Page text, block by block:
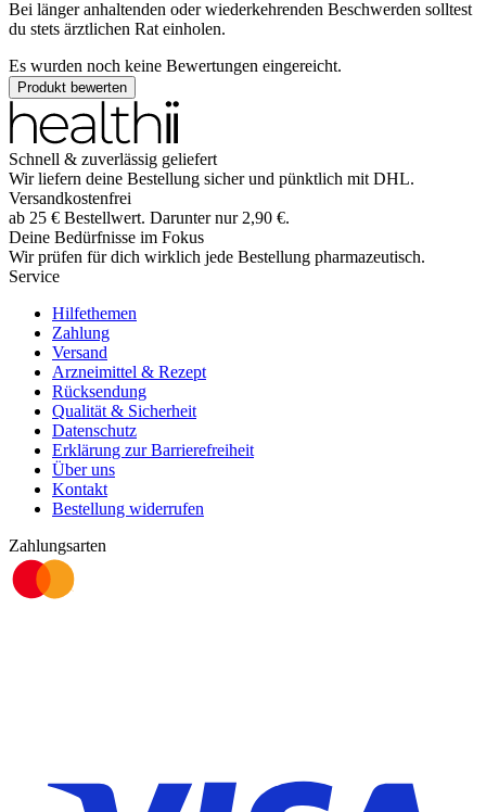
Bei länger anhaltenden oder wiederkehrenden Beschwerden solltest
du stets ärztlichen Rat einholen.
Es wurden noch keine Bewertungen eingereicht.
Produkt bewerten
Schnell & zuverlässig geliefert
Wir liefern deine Bestellung sicher und pünktlich mit DHL.
Versandkostenfrei
ab 25 € Bestellwert. Darunter nur 2,90 €.
Deine Bedürfnisse im Fokus
Wir prüfen für dich wirklich jede Bestellung pharmazeutisch.
Service
Hilfethemen
Zahlung
Versand
Arzneimittel & Rezept
Rücksendung
Qualität & Sicherheit
Datenschutz
Erklärung zur Barrierefreiheit
Über uns
Kontakt
Bestellung widerrufen
Zahlungsarten